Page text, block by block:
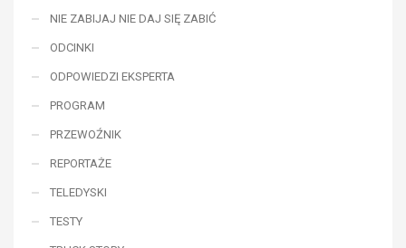
NIE ZABIJAJ NIE DAJ SIĘ ZABIĆ
ODCINKI
ODPOWIEDZI EKSPERTA
PROGRAM
PRZEWOŹNIK
REPORTAŻE
TELEDYSKI
TESTY